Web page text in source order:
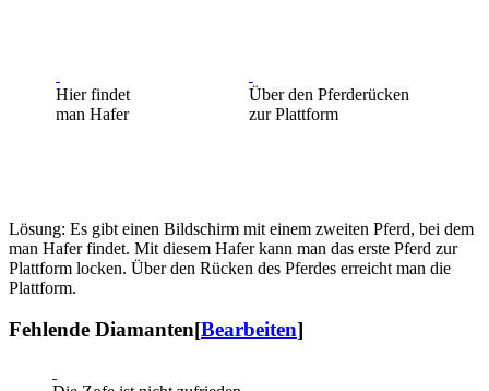
Hier findet
man Hafer
Über den Pferderücken
zur Plattform
Lösung: Es gibt einen Bildschirm mit einem zweiten Pferd, bei dem
man Hafer findet. Mit diesem Hafer kann man das erste Pferd zur
Plattform locken. Über den Rücken des Pferdes erreicht man die
Plattform.
Fehlende Diamanten[Bearbeiten]